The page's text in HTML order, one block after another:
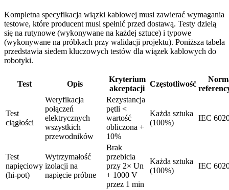
Kompletna specyfikacja wiązki kablowej musi zawierać wymagania
testowe, które producent musi spełnić przed dostawą. Testy dzielą
się na rutynowe (wykonywane na każdej sztuce) i typowe
(wykonywane na próbkach przy walidacji projektu). Poniższa tabela
przedstawia siedem kluczowych testów dla wiązek kablowych do
robotyki.
Test Opis
Kryterium
akceptacji
Częstotliwość
Test
ciągłości
Weryfikacja
połączeń
elektrycznych
wszystkich
przewodników
Rezystancja
pętli <
wartość
obliczona +
10%
Każda sztuka
(100%)
IEC
Test
napięciowy
(hi-pot)
Wytrzymałość
izolacji na
napięcie próbne
Brak
przebicia
przy 2× Un
+ 1000 V
przez 1 min
Każda sztuka
(100%)
IEC